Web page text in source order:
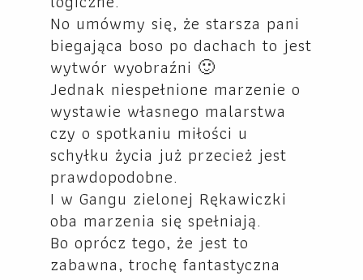
No umówmy się, że starsza pani
biegająca boso po dachach to jest
wytwór wyobraźni 🙂
Jednak niespełnione marzenie o
wystawie własnego malarstwa
czy o spotkaniu miłości u
schyłku życia już przecież jest
prawdopodobne.
I w Gangu zielonej Rękawiczki
oba marzenia się spełniają.
Bo oprócz tego, że jest to
zabawna, trochę fantastyczna